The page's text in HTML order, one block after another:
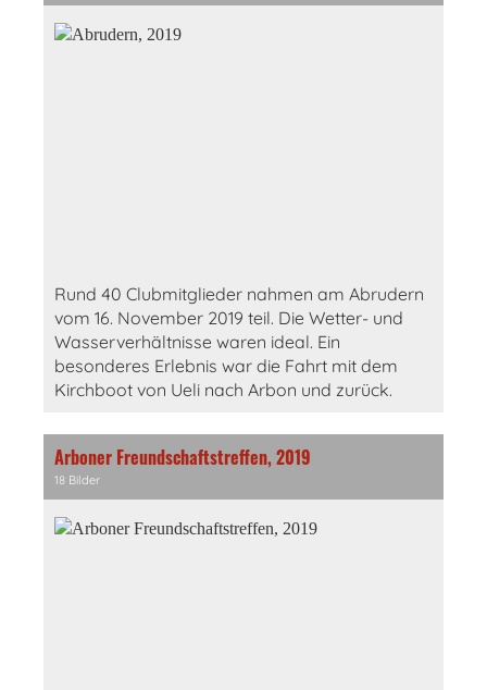
Rund 40 Clubmitglieder nahmen am Abrudern
vom 16. November 2019 teil. Die Wetter- und
Wasserverhältnisse waren ideal. Ein
besonderes Erlebnis war die Fahrt mit dem
Kirchboot von Ueli nach Arbon und zurück.
Arboner Freundschaftstreffen, 2019
18 Bilder